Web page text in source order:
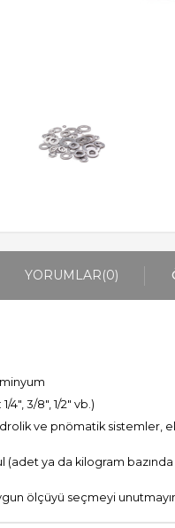
YORUMLAR(0)
4", 3/8", 1/2" vb.)
ve pnömatik sistemler,
ya da kilogram
ölçüyü seçmeyi